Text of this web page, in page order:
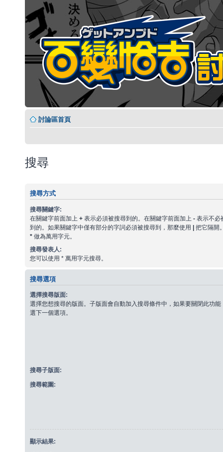
討論區首頁
搜尋
搜尋方式
搜尋關鍵字:
在關鍵字前面加上 + 表示必須被搜尋到的。在關鍵字前面加上 - 表示不必
到的。如果關鍵字中僅有部分的字詞必須被搜尋到，那麼使用 | 把它隔開
* 做為萬用字元。
搜尋發表人:
您可以使用 * 萬用字元搜尋。
搜尋選項
選擇搜尋版面:
選擇您想搜尋的版面。子版面會自動加入搜尋條件中，如果要關閉此功能
選下一個選項。
搜尋子版面:
搜尋範圍:
顯示結果: